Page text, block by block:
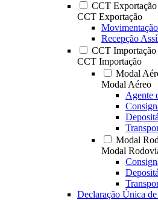
CCT Exportação
CCT Exportação
Recepção
CCT Importação
CCT Importação
Modal
Modal Aéreo
Agente
Modal
Modal
Declaração Única